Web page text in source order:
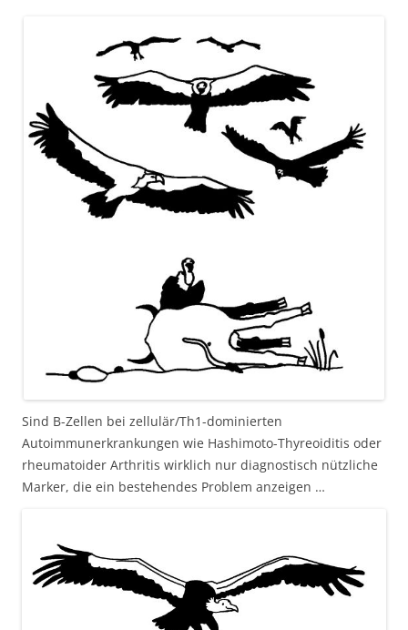
Sind B-Zellen bei zellulär/Th1-dominierten
Autoimmunerkrankungen wie Hashimoto-Thyreoiditis oder
rheumatoider Arthritis wirklich nur diagnostisch nützliche
Marker, die ein bestehendes Problem anzeigen …